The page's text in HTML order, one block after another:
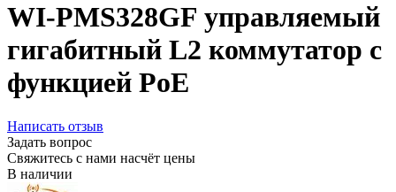
WI-PMS328GF управляемый
гигабитный L2 коммутатор с
функцией PoE
Написать отзыв
Задать вопрос
Свяжитесь с нами насчёт цены
В наличии